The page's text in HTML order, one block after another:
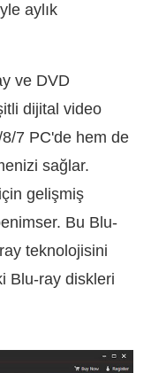
aylık
ve DVD
dijital video
8/7 PC'de hem de
sağlar.
gelişmiş
Bu Blu-
ray teknolojisini
Blu-ray diskleri